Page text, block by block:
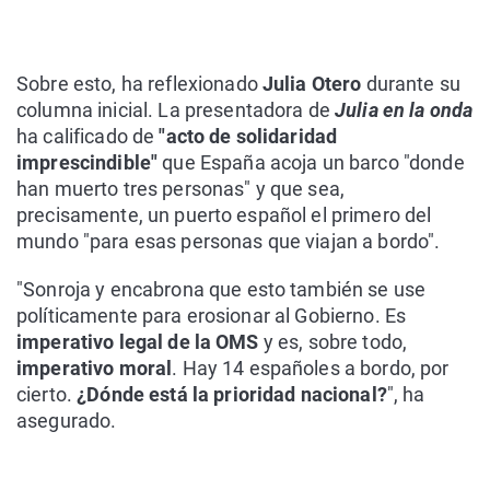
Sobre esto, ha reflexionadoJulia Otero durante su
columna inicial. La presentadora deJulia en la onda
ha calificado de"acto de solidaridad
imprescindible"que España acoja un barco "donde
han muerto tres personas" y que sea,
precisamente, un puerto español el primero del
mundo "para esas personas que viajan a bordo".
"Sonroja y encabrona que esto también se use
políticamente para erosionar al Gobierno. Es
imperativo legal de la OMS y es, sobre todo,
imperativo moral . Hay 14 españoles a bordo, por
cierto.¿Dónde está la prioridad nacional?", ha
asegurado.